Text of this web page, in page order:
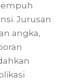
Jurusan
angka,